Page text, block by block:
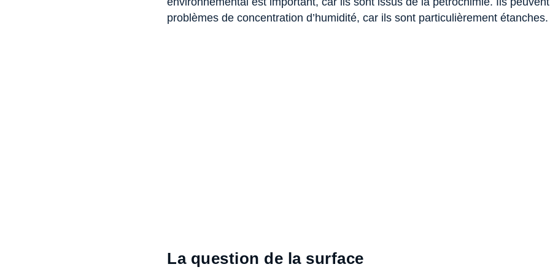
problèmes de concentration d’humidité, car ils sont particulièrement étanches.
La question de la surface